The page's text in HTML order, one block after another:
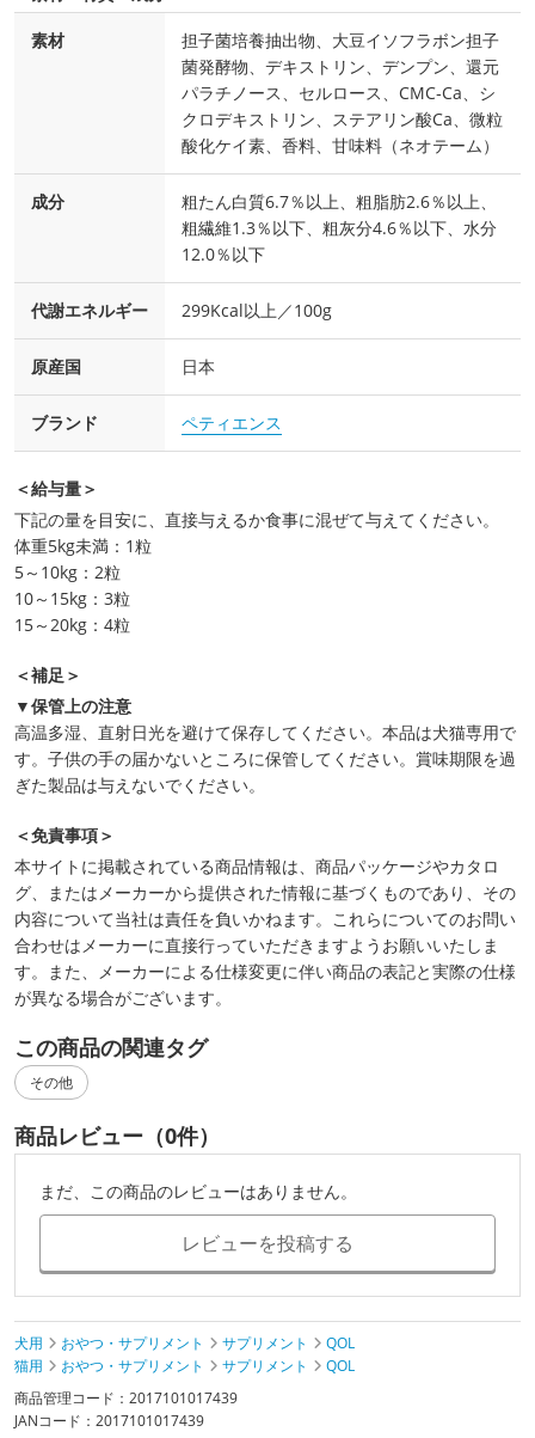
素材
担子菌培養抽出物、大豆イソフラボン担子
菌発酵物、デキストリン、デンプン、還元
パラチノース、セルロース、CMC‐Ca、シ
クロデキストリン、ステアリン酸Ca、微粒
酸化ケイ素、香料、甘味料（ネオテーム）
成分
粗たん白質6.7％以上、粗脂肪2.6％以上、
粗繊維1.3％以下、粗灰分4.6％以下、水分
12.0％以下
代謝エネルギー 299Kcal以上／100g
原産国 日本
ブランド ペティエンス
＜給与量＞
下記の量を目安に、直接与えるか食事に混ぜて与えてください。
体重5kg未満：1粒
5～10kg：2粒
10～15kg：3粒
15～20kg：4粒
＜補足＞
▼保管上の注意
高温多湿、直射日光を避けて保存してください。本品は犬猫専用で
す。子供の手の届かないところに保管してください。賞味期限を過
ぎた製品は与えないでください。
＜免責事項＞
本サイトに掲載されている商品情報は、商品パッケージやカタロ
グ、またはメーカーから提供された情報に基づくものであり、その
内容について当社は責任を負いかねます。これらについてのお問い
合わせはメーカーに直接行っていただきますようお願いいたしま
す。また、メーカーによる仕様変更に伴い商品の表記と実際の仕様
が異なる場合がございます。
この商品の関連タグ
その他
商品レビュー（0件）
まだ、この商品のレビューはありません。
レビューを投稿する
犬用 おやつ・サプリメント サプリメント
QOL
猫用
おやつ・サプリメント サプリメント
QOL
商品管理コード：2017101017439
JANコード：2017101017439